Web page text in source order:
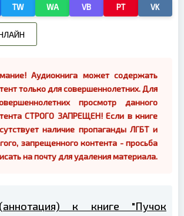
TW WA VB PT VK
Аудиокнига может содержать
только для совершеннолетних. Для
просмотр данного
СТРОГО ЗАПРЕЩЕН! Если в книге
наличие пропаганды ЛГБТ и
запрещенного контента - просьба
на почту для удаления материала.
к книге "Пучок